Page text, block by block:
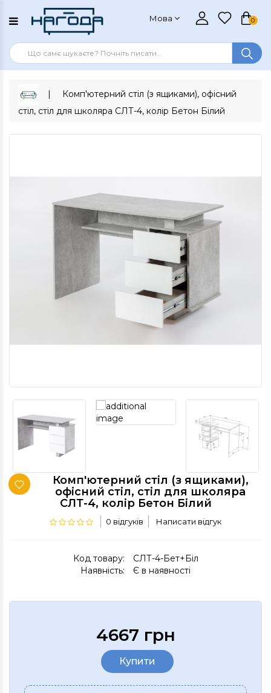
Мова 0
Комп'ютерний стіл (з ящиками), офісний
стіл, стіл для школяра СЛТ-4, колір Бетон Білий
Комп'ютерний стіл (з ящиками),
офісний стіл, стіл для школяра
СЛТ-4, колір Бетон Білий
0 відгуків Написати відгук
Код товару:
СЛТ-4-Бет+Біл
Наявність:
Є в наявності
4667 грн
Купити